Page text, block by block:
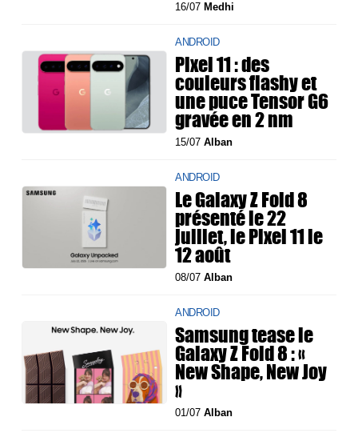
16/07 Medhi
ANDROID
Pixel 11 : des
couleurs flashy et
une puce Tensor G6
gravée en 2 nm
15/07Alban
ANDROID
Le Galaxy Z Fold 8
présenté le 22
juillet, le Pixel 11 le
12 août
08/07Alban
ANDROID
Samsung tease le
Galaxy Z Fold 8 : «
New Shape, New Joy
»
01/07Alban